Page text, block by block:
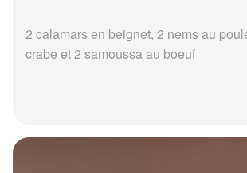
2 calamars en beignet, 2 nems au
crabe et 2 samoussa au boeuf